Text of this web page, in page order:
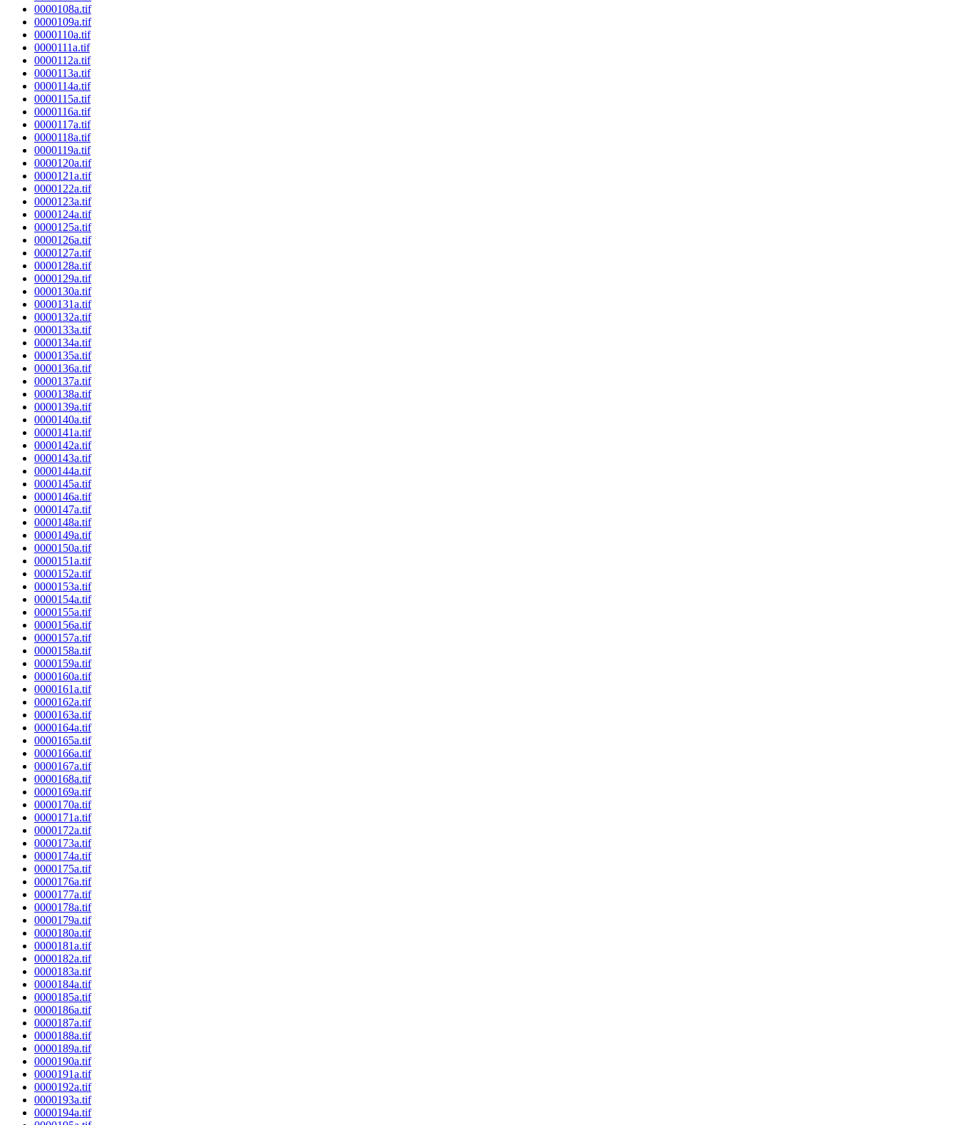
0000108a.tif
0000109a.tif
0000110a.tif
0000111a.tif
0000112a.tif
0000113a.tif
0000114a.tif
0000115a.tif
0000116a.tif
0000117a.tif
0000118a.tif
0000119a.tif
0000120a.tif
0000121a.tif
0000122a.tif
0000123a.tif
0000124a.tif
0000125a.tif
0000126a.tif
0000127a.tif
0000128a.tif
0000129a.tif
0000130a.tif
0000131a.tif
0000132a.tif
0000133a.tif
0000134a.tif
0000135a.tif
0000136a.tif
0000137a.tif
0000138a.tif
0000139a.tif
0000140a.tif
0000141a.tif
0000142a.tif
0000143a.tif
0000144a.tif
0000145a.tif
0000146a.tif
0000147a.tif
0000148a.tif
0000149a.tif
0000150a.tif
0000151a.tif
0000152a.tif
0000153a.tif
0000154a.tif
0000155a.tif
0000156a.tif
0000157a.tif
0000158a.tif
0000159a.tif
0000160a.tif
0000161a.tif
0000162a.tif
0000163a.tif
0000164a.tif
0000165a.tif
0000166a.tif
0000167a.tif
0000168a.tif
0000169a.tif
0000170a.tif
0000171a.tif
0000172a.tif
0000173a.tif
0000174a.tif
0000175a.tif
0000176a.tif
0000177a.tif
0000178a.tif
0000179a.tif
0000180a.tif
0000181a.tif
0000182a.tif
0000183a.tif
0000184a.tif
0000185a.tif
0000186a.tif
0000187a.tif
0000188a.tif
0000189a.tif
0000190a.tif
0000191a.tif
0000192a.tif
0000193a.tif
0000194a.tif